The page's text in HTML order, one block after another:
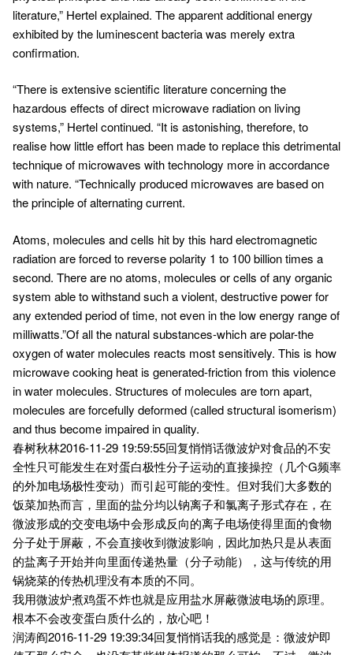
literature,” Hertel explained. The apparent additional energy
exhibited by the luminescent bacteria was merely extra
confirmation.
“There is extensive scientific literature concerning the
hazardous effects of direct microwave radiation on living
systems,” Hertel continued. “It is astonishing, therefore, to
realise how little effort has been made to replace this detrimental
technique of microwaves with technology more in accordance
with nature. “Technically produced microwaves are based on
the principle of alternating current.
Atoms, molecules and cells hit by this hard electromagnetic
radiation are forced to reverse polarity 1 to 100 billion times a
second. There are no atoms, molecules or cells of any organic
system able to withstand such a violent, destructive power for
any extended period of time, not even in the low energy range of
milliwatts.”Of all the natural substances-which are polar-the
oxygen of water molecules reacts most sensitively. This is how
microwave cooking heat is generated-friction from this violence
in water molecules. Structures of molecules are torn apart,
molecules are forcefully deformed (called structural isomerism)
and thus become impaired in quality.
春树秋林2016-11-29 19:59:55回复悄悄话微波炉对食品的不安
全性只可能发生在对蛋白极性分子运动的直接操控（几个G频率
的外加电场极性变动）而引起可能的变性。但对我们大多数的
饭菜加热而言，里面的盐分均以钠离子和氯离子形式存在，在
微波形成的交变电场中会形成反向的离子电场使得里面的食物
分子处于屏蔽，不会直接收到微波影响，因此加热只是从表面
的盐离子开始并向里面传递热量（分子动能），这与传统的用
锅烧菜的传热机理没有本质的不同。
我用微波炉煮鸡蛋不炸也就是应用盐水屏蔽微波电场的原理。
根本不会改变蛋白质什么的，放心吧！
润涛阎2016-11-29 19:39:34回复悄悄话我的感觉是：微波炉即